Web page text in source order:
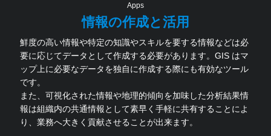
Apps
情報の作成と活用
鮮度の高い情報や特定の知識やスキルを要する情報などは必
要に応じてデータとして作成する必要があります。GIS はマ
ップ上に必要なデータを独自に作成する際にも有効なツール
です。
また、可視化された情報や地理的傾向を加味した分析結果情
報は組織内の共通情報として素早く手軽に共有することによ
り、業務へ大きく貢献させることが出来ます。